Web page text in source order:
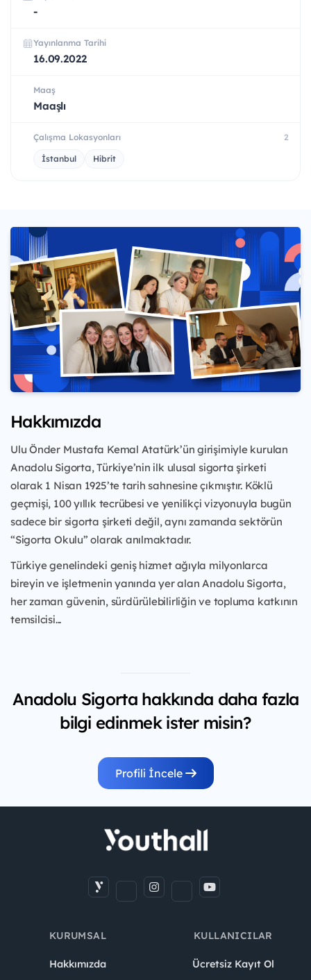
-
Yayınlanma Tarihi
16.09.2022
Maaş
Maaşlı
Çalışma Lokasyonları 2
İstanbul Hibrit
Hakkımızda
Ulu Önder Mustafa Kemal Atatürk’ün girişimiyle kurulan
Anadolu Sigorta, Türkiye’nin ilk ulusal sigorta şirketi
olarak 1 Nisan 1925’te tarih sahnesine çıkmıştır. Köklü
geçmişi, 100 yıllık tecrübesi ve yenilikçi vizyonuyla bugün
sadece bir sigorta şirketi değil, aynı zamanda sektörün
“Sigorta Okulu” olarak anılmaktadır.
Türkiye genelindeki geniş hizmet ağıyla milyonlarca
bireyin ve işletmenin yanında yer alan Anadolu Sigorta,
her zaman güvenin, sürdürülebilirliğin ve topluma katkının
temsilcisi...
Anadolu Sigorta hakkında daha fazla
bilgi edinmek ister misin?
Profili İncele
KURUMSAL
Hakkımızda
KULLANICILAR
Ücretsiz Kayıt Ol